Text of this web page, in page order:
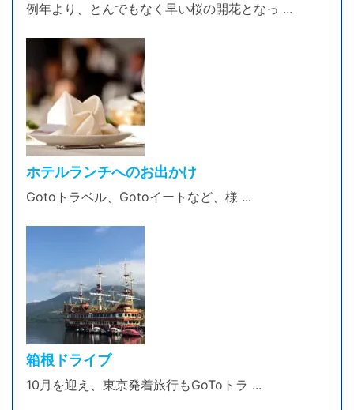
例年より、とんでもなく早い桜の開花となっ ...
ホテルランチへのお出かけ
Gotoトラベル、Gotoイートなど、様 ...
箱根ドライブ
10月を迎え、東京発着旅行もGoToトラ ...